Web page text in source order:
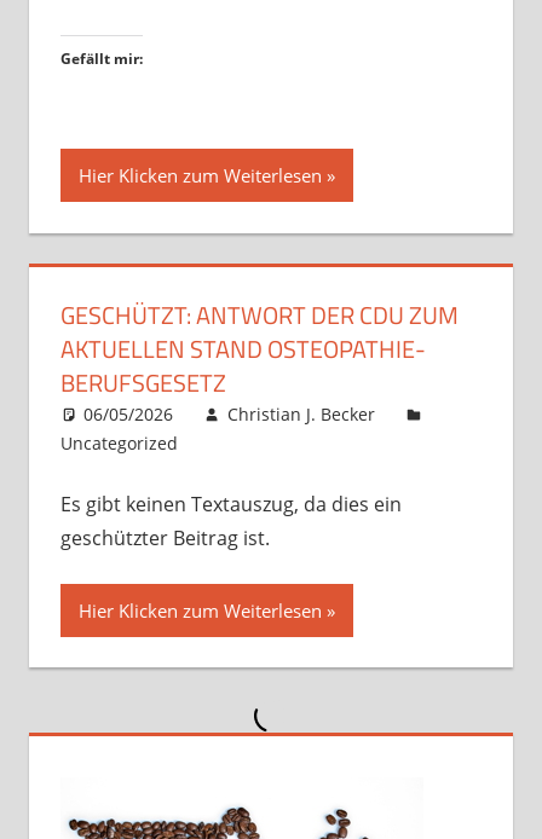
Gefällt mir:
Hier Klicken zum Weiterlesen
GESCHÜTZT: ANTWORT DER CDU ZUM
AKTUELLEN STAND OSTEOPATHIE-
BERUFSGESETZ
06/05/2026
Christian J. Becker
Uncategorized
Es gibt keinen Textauszug, da dies ein
geschützter Beitrag ist.
Hier Klicken zum Weiterlesen